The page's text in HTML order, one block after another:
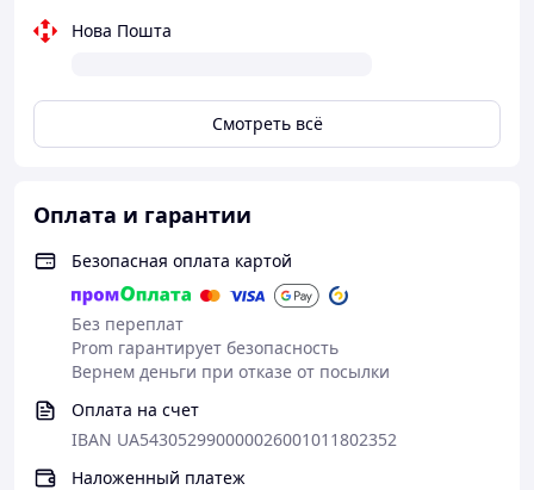
Нова Пошта
Смотреть всё
Оплата и гарантии
Безопасная оплата картой
Без переплат
Prom гарантирует безопасность
Вернем деньги при отказе от посылки
Оплата на счет
IBAN UA543052990000026001011802352
Наложенный платеж